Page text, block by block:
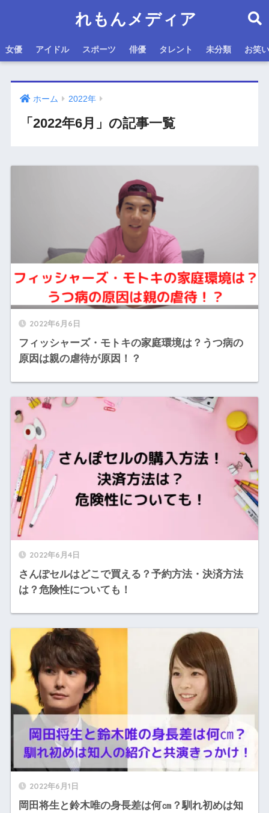
れもんメディア
女優 アイドル スポーツ 俳優 タレント 未分類 お笑
ホーム 2022年
「2022年6月」の記事一覧
2022年6月6日
フィッシャーズ・モトキの家庭環境は？うつ病の
原因は親の虐待が原因！？
2022年6月4日
さんぽセルはどこで買える？予約方法・決済方法
は？危険性についても！
2022年6月1日
岡田将生と鈴木唯の身長差は何㎝？馴れ初めは知